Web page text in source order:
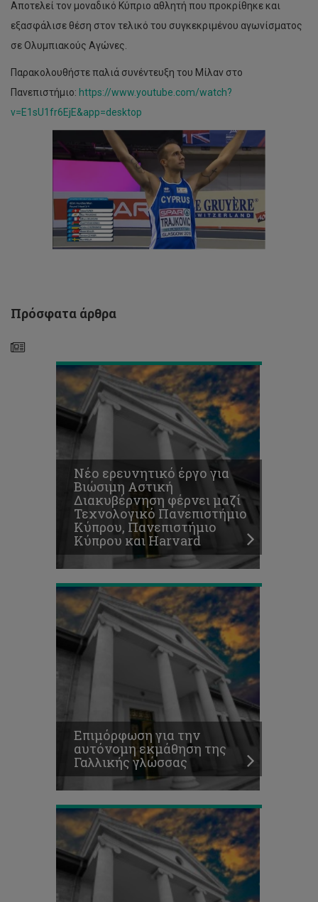
Αποτελεί τον μοναδικό Κύπριο αθλητή που προκρίθηκε και
εξασφάλισε θέση στον τελικό του συγκεκριμένου αγωνίσματος
σε Ολυμπιακούς Αγώνες.
Παρακολουθήστε παλιά συνέντευξη του Μίλαν στο
Πανεπιστήμιο: https://www.youtube.com/watch?
v=E1sU1fr6EjE&app=desktop
Πρόσφατα άρθρα
Νέο
ερευνητικό
έργο
Αστική
Διακυβέρνηση
φέρνει
μαζί
Τεχνολογικό
Κύπρου
και
Νέο ερευνητικό έργο για
Βιώσιμη Αστική
Διακυβέρνηση φέρνει μαζί
Τεχνολογικό Πανεπιστήμιο
Κύπρου, Πανεπιστήμιο
Κύπρου και Harvard
Επιμόρφωση
για
την
αυτόνομη
εκμάθηση
της
Γαλλικής
γλώσσας
Επιμόρφωση για την
αυτόνομη εκμάθηση της
Γαλλικής γλώσσας
Το
Κέντρο
του
ΤΕΠΑΚ
γιορτάζει
και
φέτος
τον
μήνα
Γαλλοφωνίας